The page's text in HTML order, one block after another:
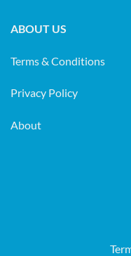
ABOUT US
Terms & Conditions
Privacy Policy
About